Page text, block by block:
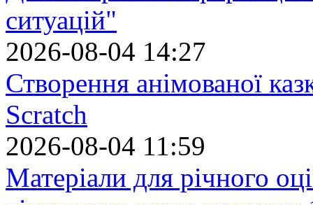
ситуацій"
2026-08-04 14:27
Створення анімованої
Scratch
2026-08-04 11:59
Матеріали для річного